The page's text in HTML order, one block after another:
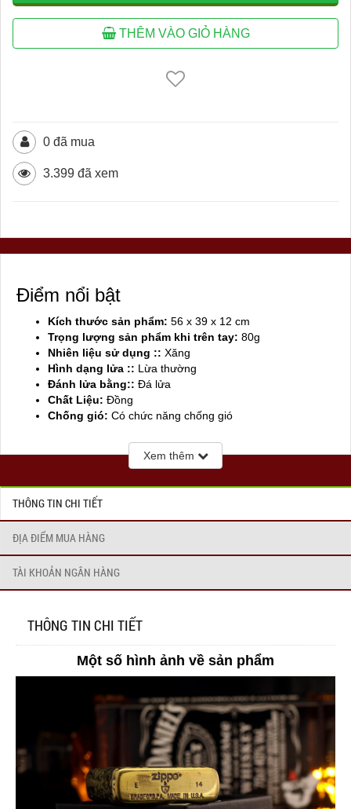
THÊM VÀO GIỎ HÀNG
0 đã mua
3.399 đã xem
Điểm nổi bật
Kích thước sản phẩm: 56 x 39 x 12 cm
Trọng lượng sản phẩm khi trên tay: 80g
Nhiên liệu sử dụng :: Xăng
Hình dạng lửa :: Lừa thường
Đánh lửa bằng:: Đá lửa
Chất Liệu: Đồng
Chống gió: Có chức năng chống gió
Xem thêm
THÔNG TIN CHI TIẾT
ĐỊA ĐIỂM MUA HÀNG
TÀI KHOẢN NGÂN HÀNG
THÔNG TIN CHI TIẾT
Một số hình ảnh về sản phẩm